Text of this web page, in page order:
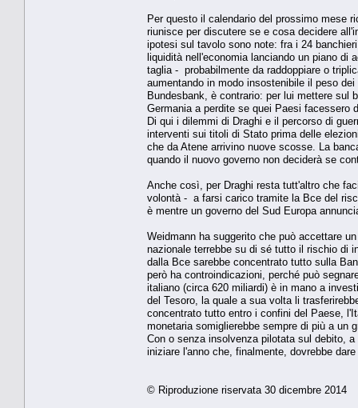
Per questo il calendario del prossimo mese
riunisce per discutere se e cosa decidere
ipotesi sul tavolo sono note: fra i 24
liquidità nell'economia lanciando un piano di
taglia - probabilmente da raddoppiare o
aumentando in modo insostenibile il peso
Bundesbank, è contrario: per lui mettere sul
Germania a perdite se quei Paesi facessero
Di qui i dilemmi di Draghi e il percorso di
interventi sui titoli di Stato prima delle
che da Atene arrivino nuove scosse. La
quando il nuovo governo non deciderà se
Anche così, per Draghi resta tutt'altro che
volontà - a farsi carico tramite la Bce del
è mentre un governo del Sud Europa
Weidmann ha suggerito che può accettare
nazionale terrebbe su di sé tutto il rischio di
dalla Bce sarebbe concentrato tutto sulla
però ha controindicazioni, perché può
italiano (circa 620 miliardi) è in mano a
del Tesoro, la quale a sua volta li
concentrato tutto entro i confini del Paese,
monetaria somiglierebbe sempre di più a un
Con o senza insolvenza pilotata sul debito,
iniziare l'anno che, finalmente, dovrebbe
© Riproduzione riservata 30 dicembre 2014